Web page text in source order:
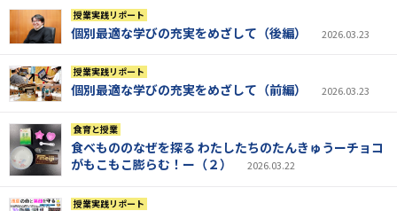
授業実践リポート
個別最適な学びの充実をめざして（後編） 2026.03.23
授業実践リポート
個別最適な学びの充実をめざして（前編） 2026.03.23
食育と授業
食べもののなぜを探る わたしたちのたんきゅうーチョコ
がもこもこ膨らむ！ー（２）
2026.03.22
授業実践リポート